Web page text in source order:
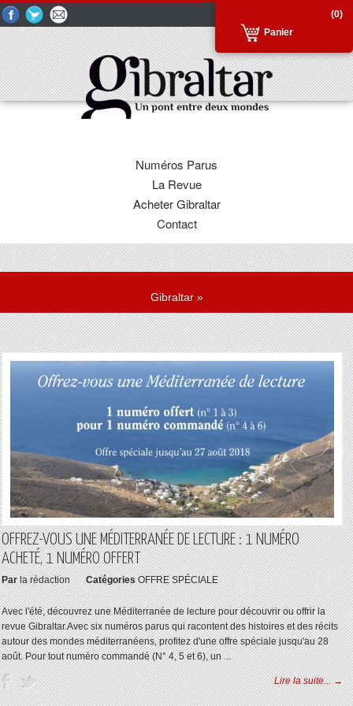
(0)
Panier
Numéros Parus
La Revue
Acheter Gibraltar
Contact
Gibraltar»
OFFREZ-VOUS UNE MÉDITERRANÉE DE LECTURE : 1 NUMÉRO
ACHETÉ, 1 NUMÉRO OFFERT
Par la rédaction Catégories OFFRE SPÉCIALE
Avec l'été, découvrez une Méditerranée de lecture pour découvrir ou offrir la
revue Gibraltar.Avec six numéros parus qui racontent des histoires et des récits
autour des mondes méditerranéens, profitez d'une offre spéciale jusqu'au 28
août. Pour tout numéro commandé (N° 4, 5 et 6), un ...
Lire la suite... →